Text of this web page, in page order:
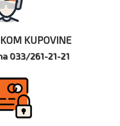
KUPOVINE
033/261-21-21